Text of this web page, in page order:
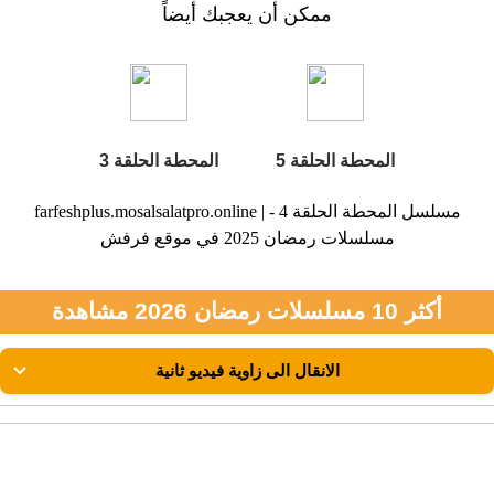
ممكن أن يعجبك أيضاً
المحطة الحلقة 5 المحطة الحلقة 3
farfeshplus.mosalsalatpro.online | مسلسل المحطة الحلقة 4 -
مسلسلات رمضان 2025 في موقع فرفش
أكثر 10 مسلسلات رمضان 2026 مشاهدة